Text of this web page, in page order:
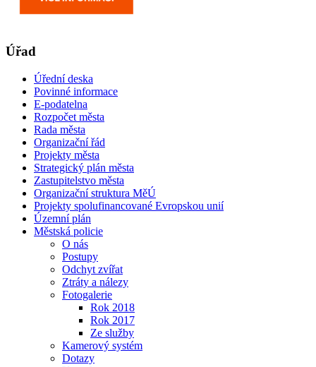
Úřad
Úřední deska
Povinné informace
E-podatelna
Rozpočet města
Rada města
Organizační řád
Projekty města
Strategický plán města
Zastupitelstvo města
Organizační struktura MěÚ
Projekty spolufinancované Evropskou unií
Územní plán
Městská policie
O nás
Postupy
Odchyt zvířat
Ztráty a nálezy
Fotogalerie
Rok 2018
Rok 2017
Ze služby
Kamerový systém
Dotazy